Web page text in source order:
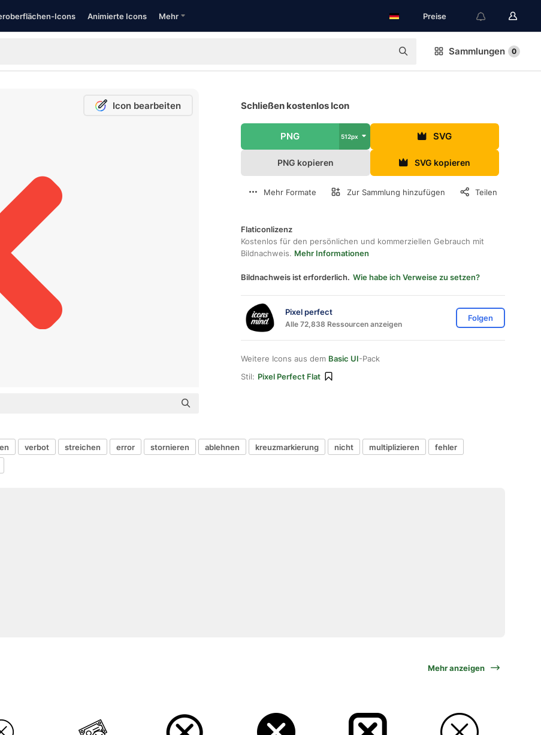
Icons Animierte Icons Mehr Preise
Sammlungen 0
Icon bearbeiten Schließen kostenlos Icon
PNG 512px SVG
PNG kopieren SVG kopieren
Mehr Formate Zur Sammlung hinzufügen Teilen
Flaticonlizenz
Kostenlos für den persönlichen und kommerziellen Gebrauch mit
Bildnachweis. Mehr Informationen
Bildnachweis ist erforderlich. Wie habe ich Verweise zu setzen?
Pixel perfect
Alle 72,838 Ressourcen anzeigen
Folgen
Weitere Icons aus dem Basic UI-Pack
Stil: Pixel Perfect Flat
verbot streichen error stornieren ablehnen kreuzmarkierung nicht multiplizieren
fehler
Mehr anzeigen